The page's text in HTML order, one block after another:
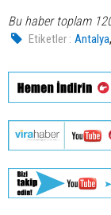
Bu haber toplam
Etiketler : Antalya